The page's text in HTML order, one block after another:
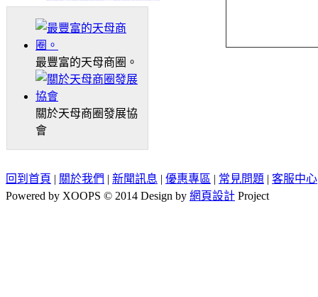
最豐富的天母商圈。
關於天母商圈發展協
會
回到首頁 | 關於我們 | 新聞訊息 | 優惠專區 | 常見問題 | 客服中心
Powered by XOOPS © 2014 Design by 網頁設計 Project